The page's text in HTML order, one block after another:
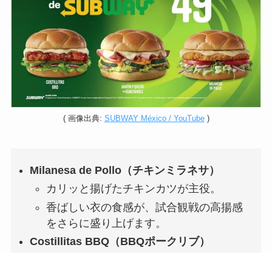
( 画像出典: SUBWAY México / YouTube)
Milanesa de Pollo（チキンミラネサ）
カリッと揚げたチキンカツが主役。
香ばしい衣の食感が、試合観戦の高揚感
をさらに盛り上げます。
Costillitas BBQ（BBQポークリブ）